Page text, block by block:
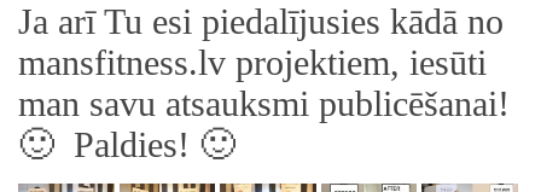
Ja arī Tu esi piedalījusies kādā no
mansfitness.lv projektiem, iesūti
man savu atsauksmi publicēšanai!
🙂 Paldies! 🙂